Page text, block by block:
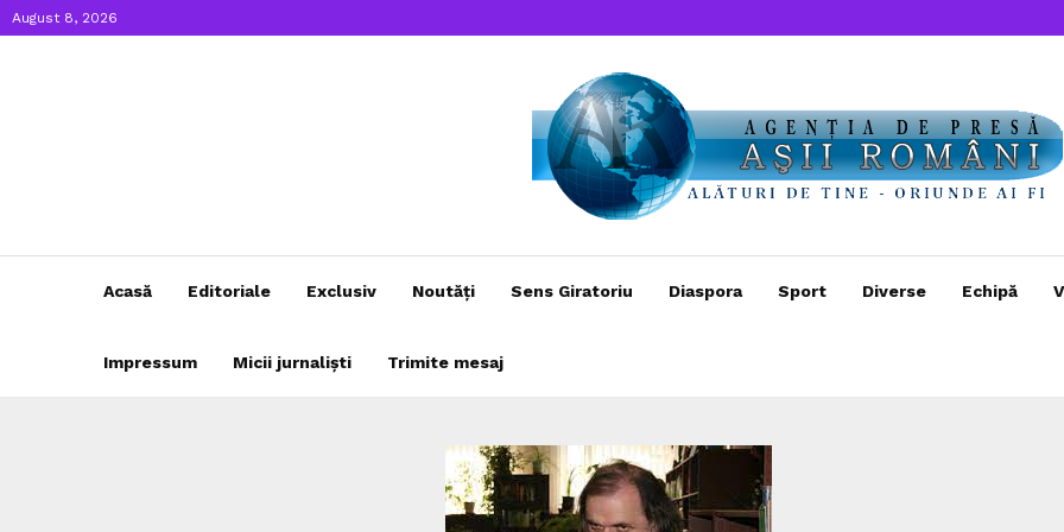
August 8, 2026
Acasă Editoriale Exclusiv Noutăți Sens Giratoriu Diaspora Sport Diverse Echipă
Impressum Micii jurnaliști Trimite mesaj